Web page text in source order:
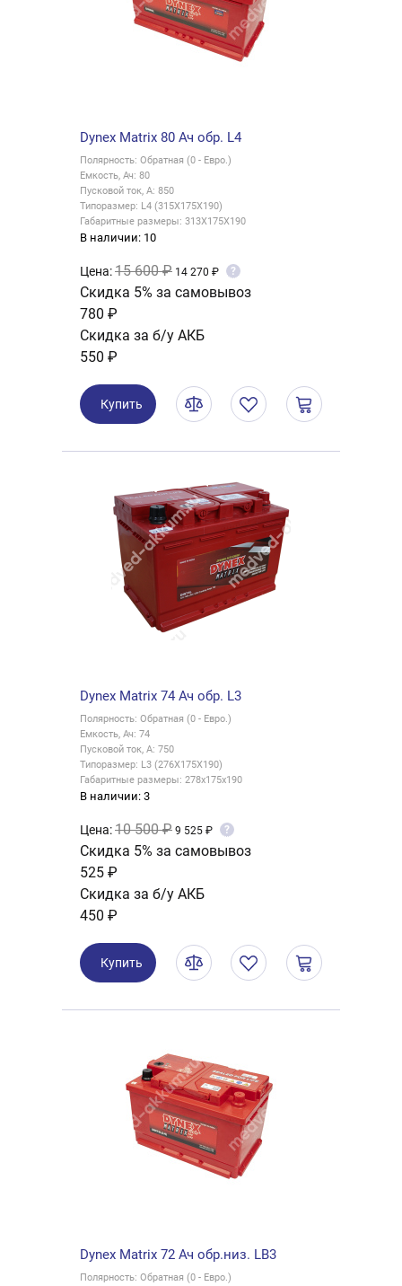
Dynex Matrix 80 Ач обр. L4
Полярность: Обратная (0 - Евро.)
Емкость, Ач: 80
Пусковой ток, А: 850
Типоразмер: L4 (315X175X190)
Габаритные размеры: 313X175X190
В наличии: 10
Цена:15 600 ₽ 14 270 ₽ ?
Скидка 5% за самовывоз
780 ₽
Скидка за б/у АКБ
550 ₽
Купить
Dynex Matrix 74 Ач обр. L3
Полярность: Обратная (0 - Евро.)
Емкость, Ач: 74
Пусковой ток, А: 750
Типоразмер: L3 (276X175X190)
Габаритные размеры: 278x175x190
В наличии: 3
Цена:10 500 ₽ 9 525 ₽ ?
Скидка 5% за самовывоз
525 ₽
Скидка за б/у АКБ
450 ₽
Купить
Dynex Matrix 72 Ач обр.низ. LB3
Полярность: Обратная (0 - Евро.)